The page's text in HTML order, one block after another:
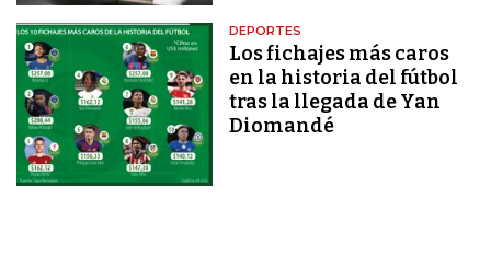
DEPORTES
Los fichajes más caros
en la historia del fútbol
tras la llegada de Yan
Diomandé